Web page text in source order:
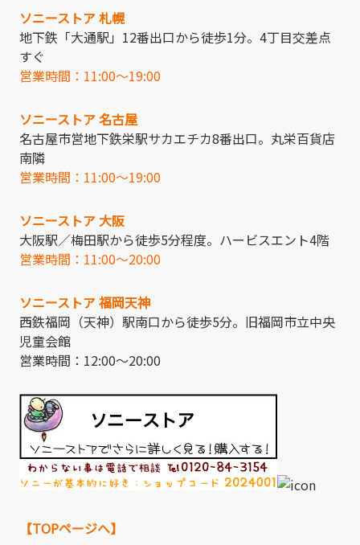
ソニーストア 札幌
地下鉄「大通駅」12番出口から徒歩1分。4丁目交差点
すぐ
営業時間：11:00～19:00
ソニーストア 名古屋
名古屋市営地下鉄栄駅サカエチカ8番出口。丸栄百貨店
南隣
営業時間：11:00～19:00
ソニーストア 大阪
大阪駅／梅田駅から徒歩5分程度。ハービスエント4階
営業時間：11:00～20:00
ソニーストア 福岡天神
西鉄福岡（天神）駅南口から徒歩5分。旧福岡市立中央
児童会館
営業時間：12:00～20:00
【TOPページへ】